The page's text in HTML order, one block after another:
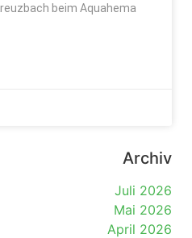
beim Aquahema
Archiv
Juli 2026
Mai 2026
April 2026